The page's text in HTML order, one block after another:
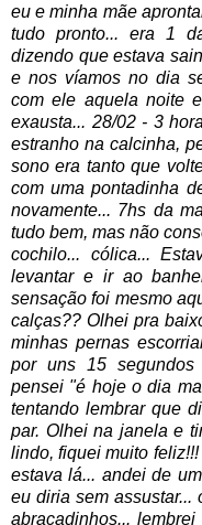
eu e minha mãe
tudo pronto... era 1
dizendo que estava
e nos víamos no dia
com ele aquela noite
exausta... 28/02 - 3
estranho na calcinha,
sono era tanto que
com uma pontadinha
novamente... 7hs da
tudo bem, mas não
cochilo... cólica...
levantar e ir ao
sensação foi mesmo
calças?? Olhei pra
minhas pernas
por uns 15 segundos
pensei "é hoje o dia
tentando lembrar que
par. Olhei na janela e
lindo, fiquei muito
estava lá... andei de
eu diria sem
abraçadinhos...